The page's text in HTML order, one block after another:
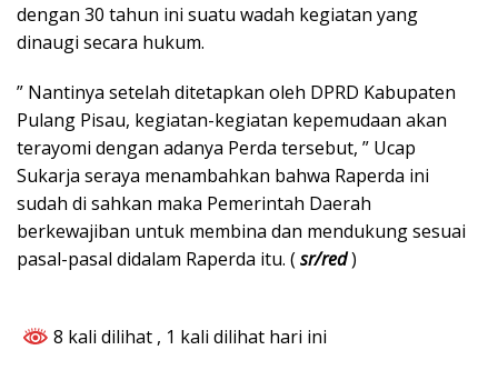
dengan 30 tahun ini suatu wadah kegiatan yang
dinaugi secara hukum.
” Nantinya setelah ditetapkan oleh DPRD Kabupaten
Pulang Pisau, kegiatan-kegiatan kepemudaan akan
terayomi dengan adanya Perda tersebut, ” Ucap
Sukarja seraya menambahkan bahwa Raperda ini
sudah di sahkan maka Pemerintah Daerah
berkewajiban untuk membina dan mendukung sesuai
pasal-pasal didalam Raperda itu. (sr/red)
8 kali dilihat , 1 kali dilihat hari ini